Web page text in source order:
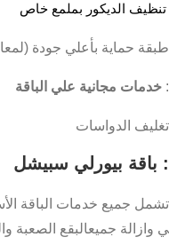
تنظيف الديكور بملمع خاص
طبقة حماية بأعلي جودة
: خدمات مجانية علي الباقة
تغليف الدواسات
: باقة بيورلي سبيشل
تشمل جميع خدمات الباقة